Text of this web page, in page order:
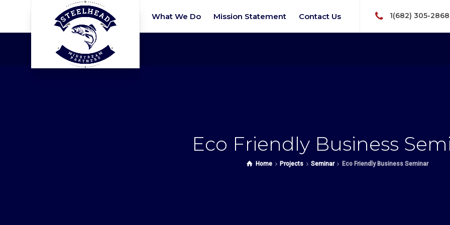
What We Do Mission Statement Contact Us 1(682) 305-2868
Eco Friendly Business
Home Projects Seminar Eco Friendly Business Seminar